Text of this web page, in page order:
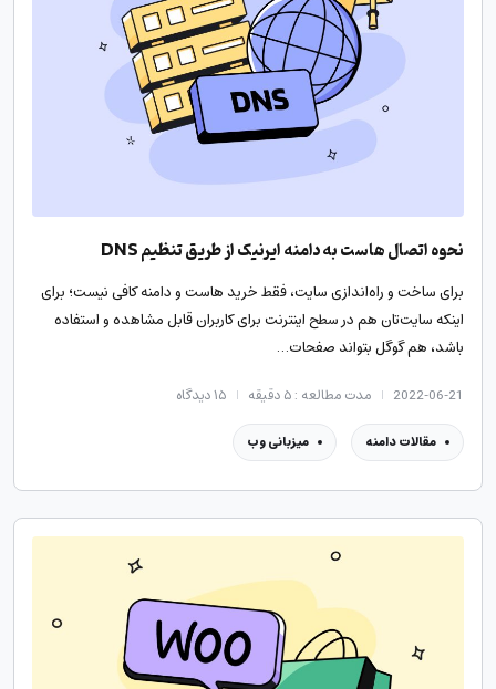
نحوه اتصال هاست به دامنه ایرنیک از طریق تنظیم DNS
برای ساخت و راه‌اندازی سایت، فقط خرید هاست و دامنه کافی نیست؛ برای
اینکه سایت‌تان هم در سطح اینترنت برای کاربران قابل مشاهده و استفاده
باشد،‌ هم گوگل بتواند صفحات…
2022-06-21 مدت مطالعه : ۵ دقیقه ۱۵دیدگاه
مقالات دامنه میزبانی وب